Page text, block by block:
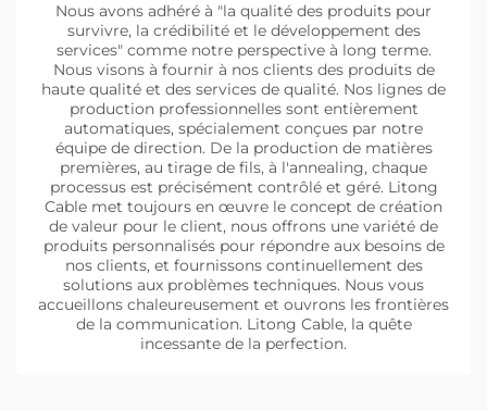
Nous avons adhéré à "la qualité des produits pour
survivre, la crédibilité et le développement des
services" comme notre perspective à long terme.
Nous visons à fournir à nos clients des produits de
haute qualité et des services de qualité. Nos lignes de
production professionnelles sont entièrement
automatiques, spécialement conçues par notre
équipe de direction. De la production de matières
premières, au tirage de fils, à l'annealing, chaque
processus est précisément contrôlé et géré. Litong
Cable met toujours en œuvre le concept de création
de valeur pour le client, nous offrons une variété de
produits personnalisés pour répondre aux besoins de
nos clients, et fournissons continuellement des
solutions aux problèmes techniques. Nous vous
accueillons chaleureusement et ouvrons les frontières
de la communication. Litong Cable, la quête
incessante de la perfection.